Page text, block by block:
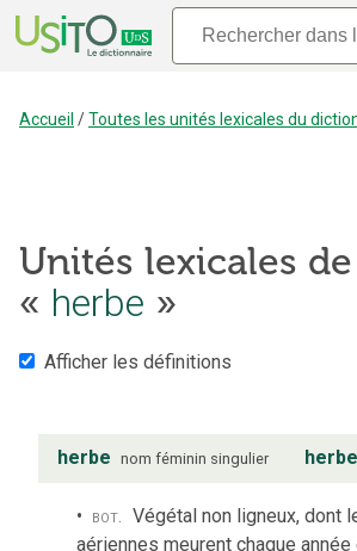
Accueil /Toutes les unités lexicales du
Unités lexicales
« herbe »
Afficher les définitions
herbe nom féminin singulier
bot. Végétal non ligneux, dont
aériennes meurent chaque